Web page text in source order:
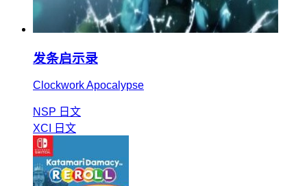
发条启示录
Clockwork Apocalypse
NSP 日文
XCI
日文